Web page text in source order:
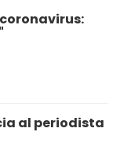
al periodista